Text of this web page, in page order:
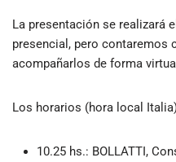
La presentación se realizará
presencial, pero contaremos
acompañarlos de forma
Los horarios (hora local
10.25 hs.: BOLLATTI,